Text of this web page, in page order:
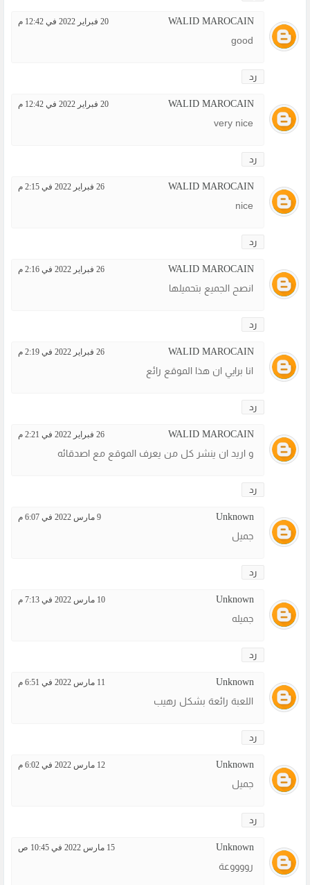
WALID MAROCAIN 20 فبراير 2022 في 12:42 م
good
رد
WALID MAROCAIN 20 فبراير 2022 في 12:42 م
very nice
رد
WALID MAROCAIN 26 فبراير 2022 في 2:15 م
nice
رد
WALID MAROCAIN 26 فبراير 2022 في 2:16 م
انصح الجميع بتحميلها
رد
WALID MAROCAIN 26 فبراير 2022 في 2:19 م
انا برايي ان هذا الموقع رائع
رد
WALID MAROCAIN 26 فبراير 2022 في 2:21 م
و اريد ان ينشر كل من يعرف الموقع مع اصدقائه
رد
Unknown 9 مارس 2022 في 6:07 م
جميل
رد
Unknown 10 مارس 2022 في 7:13 م
جميله
رد
Unknown 11 مارس 2022 في 6:51 م
اللعبة رائعة بشكل رهيب
رد
Unknown 12 مارس 2022 في 6:02 م
جميل
رد
Unknown 15 مارس 2022 في 10:45 ص
رووووعة